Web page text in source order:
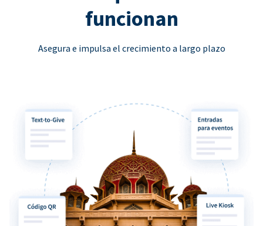
funcionan
Asegura e impulsa el crecimiento a largo plazo